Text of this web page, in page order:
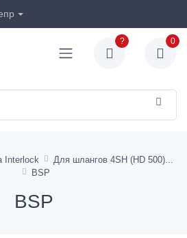
? 0
Interlock
Для шлангов 4SH (HD 500)
BSP
BSP